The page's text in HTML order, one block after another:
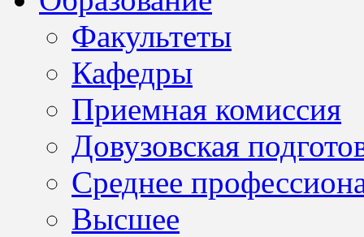
Факультеты
Кафедры
Приемная комиссия
Довузовская
Среднее
Высшее